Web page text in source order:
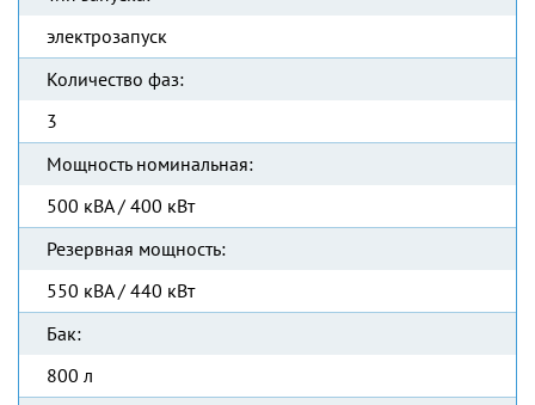
электрозапуск
Количество фаз:
3
Мощность номинальная:
500 кВА / 400 кВт
Резервная мощность:
550 кВА / 440 кВт
Бак:
800 л